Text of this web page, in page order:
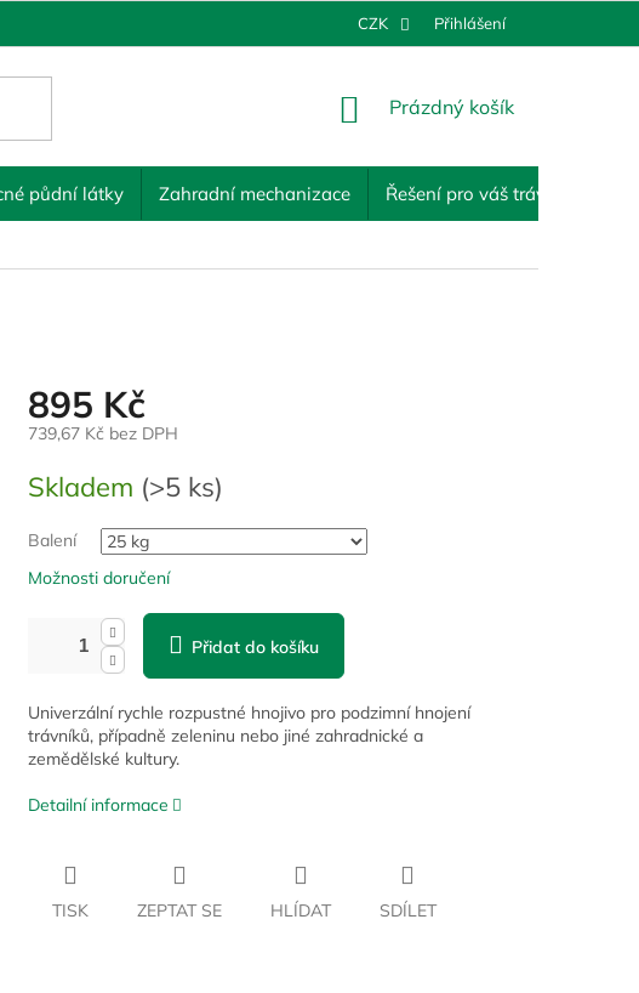
CZK Přihlášení
NÁKUPNÍ
Prázdný košík
půdní látky Zahradní mechanizace Řešení pro váš trávník
895 Kč
739,67 Kč bez DPH
cena:
Skladem (>5 ks)
Balení
Možnosti doručení
Přidat do košíku
Univerzální rychle rozpustné hnojivo pro podzimní hnojení
trávníků, případně zeleninu nebo jiné zahradnické a
zemědělské kultury.
Detailní informace
TISK ZEPTAT SE HLÍDAT SDÍLET